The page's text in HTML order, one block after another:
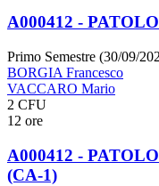
A000412 -
Primo Semestre (30/09/
BORGIA Francesco
VACCARO Mario
2 CFU
12 ore
A000412 -
(CA-1)